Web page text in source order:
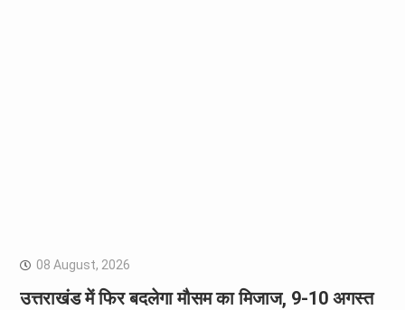
08 August, 2026
उत्तराखंड में फिर बदलेगा मौसम का मिजाज, 9-10 अगस्त